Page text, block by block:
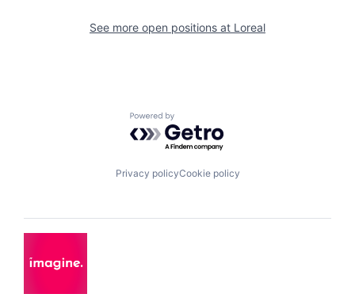
See more open positions at Loreal
Powered by Getro.com
Privacy policyCookie policy